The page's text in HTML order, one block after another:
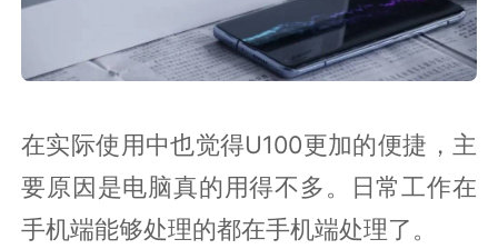
在实际使用中也觉得U100更加的便捷，主
要原因是电脑真的用得不多。日常工作在
手机端能够处理的都在手机端处理了。